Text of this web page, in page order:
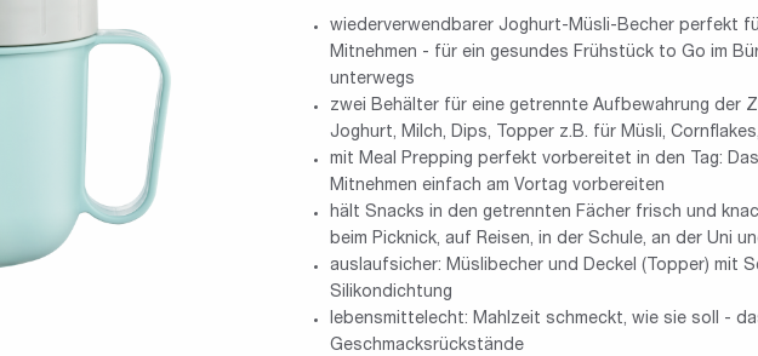
wiederverwendbarer Joghurt-Müsli-Becher perfekt
Mitnehmen - für ein gesundes Frühstück to Go im
unterwegs
zwei Behälter für eine getrennte Aufbewahrung der
Joghurt, Milch, Dips, Topper z.B. für Müsli,
mit Meal Prepping perfekt vorbereitet in den Tag:
Mitnehmen einfach am Vortag vorbereiten
hält Snacks in den getrennten Fächer frisch und
beim Picknick, auf Reisen, in der Schule, an der Uni
auslaufsicher: Müslibecher und Deckel (Topper) mit
Silikondichtung
lebensmittelecht: Mahlzeit schmeckt, wie sie soll -
Geschmacksrückstände